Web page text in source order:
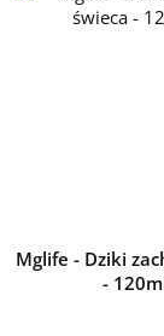
Mglife - Dziki
-